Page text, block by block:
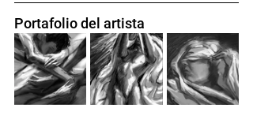
Portafolio del artista